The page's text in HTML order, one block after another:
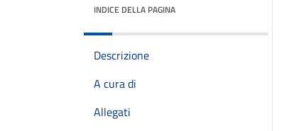
INDICE DELLA PAGINA
Descrizione
A cura di
Allegati